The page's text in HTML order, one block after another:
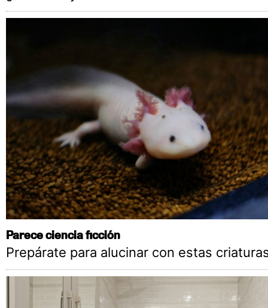
Parece ciencia ficción
Prepárate para alucinar con estas